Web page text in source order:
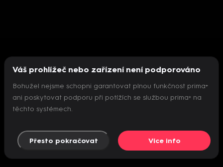
Nepodařilo se inicializovat přehrávač
Váš prohlížeč nebo zařízení není podporováno
Bohužel nejsme schopni garantovat plnou funkčnost prima+
ani poskytovat podporu při potížích se službou prima+ na
těchto systémech.
Přesto pokračovat Více info